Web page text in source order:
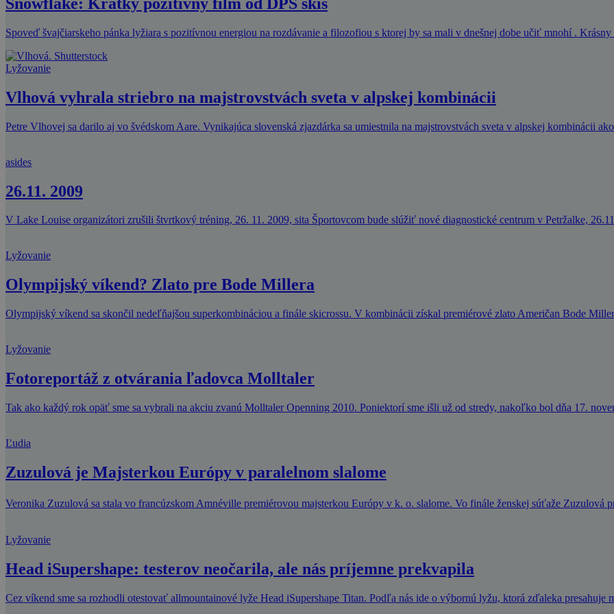
Spoveď švajčiarskeho pánka lyžiara s pozitívnou energiou na rozdávanie a filozofiou s ktorej by sa mali v dnešnej dobe učiť mnohí .
Lyžovanie
Vlhová vyhrala striebro na majstrovstvách sveta v alpskej kombinácii
Petre Vlhovej sa darilo aj vo švédskom Aare. Vynikajúca slovenská zjazdárka sa umiestnila na majstrovstvách sveta v alpskej kombinácii
asides
26.11. 2009
V Lake Louise organizátori zrušili štvrtkový tréning, 26. 11. 2009, sita Športovcom bude slúžiť nové diagnostické centrum v Petržalke,
Lyžovanie
Olympijský víkend? Zlato pre Bode Millera
Olympijský víkend sa skončil nedeľňajšou superkombináciou a finále skicrossu. V kombinácii získal premiérové zlato Američan Bode
Lyžovanie
Fotoreportáž z otvárania ľadovca Molltaler
Tak ako každý rok opäť sme sa vybrali na akciu zvanú Molltaler Openning 2010. Poniektorí sme išli už od stredy, nakoľko bol dňa 17.
Ľudia
Zuzulová je Majsterkou Európy v paralelnom slalome
Veronika Zuzulová sa stala vo francúzskom Amnéville premiérovou majsterkou Európy v k. o. slalome. Vo finále ženskej súťaže Zuzulová
Lyžovanie
Head iSupershape: testerov neočarila, ale nás príjemne prekvapila
Cez víkend sme sa rozhodli otestovať allmountainové lyže Head iSupershape Titan. Podľa nás ide o výbornú lyžu, ktorá zďaleka presahuje